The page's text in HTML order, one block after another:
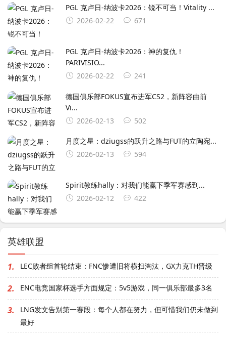
PGL 克卢日-纳波卡2026：锐不可当！Vitality ...
2026-02-22
671
PGL 克卢日-纳波卡2026：神的复仇！
PARIVISIO...
2026-02-22
241
德国俱乐部FOKUS宣布进军CS2，新阵容由前
Vi...
2026-02-13
502
月度之星：dziugss的跃升之路与FUT的立陶宛...
2026-02-13
594
Spirit教练hally：对我们能赢下季军赛感到...
2026-02-12
422
英雄联盟
1. LEC败者组首轮结束：FNC惨遭旧将横扫淘汰，GX力克TH晋级
2. ENC电竞国家杯选手方面规定：5v5游戏，同一俱乐部最多3名
3.
LNG发文告别第一赛段：每个人都在努力，但可惜我们仍未做到
最好